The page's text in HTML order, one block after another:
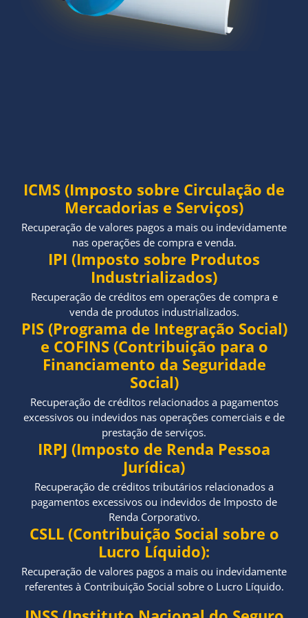
ICMS (Imposto sobre Circulação de
Mercadorias e Serviços)
Recuperação de valores pagos a mais ou indevidamente
nas operações de compra e venda.
IPI (Imposto sobre Produtos
Industrializados)
Recuperação de créditos em operações de compra e
venda de produtos industrializados.
PIS (Programa de Integração Social)
e COFINS (Contribuição para o
Financiamento da Seguridade
Social)
Recuperação de créditos relacionados a pagamentos
excessivos ou indevidos nas operações comerciais e de
prestação de serviços.
IRPJ (Imposto de Renda Pessoa
Jurídica)
Recuperação de créditos tributários relacionados a
pagamentos excessivos ou indevidos de Imposto de
Renda Corporativo.
CSLL (Contribuição Social sobre o
Lucro Líquido):
Recuperação de valores pagos a mais ou indevidamente
referentes à Contribuição Social sobre o Lucro Líquido.